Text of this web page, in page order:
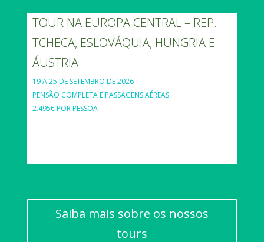
TOUR NA EUROPA CENTRAL – REP.
TCHECA, ESLOVÁQUIA, HUNGRIA E
ÁUSTRIA
19 A 25 DE SETEMBRO DE 2026
PENSÃO COMPLETA E PASSAGENS AÉREAS
2.495€ POR PESSOA
Saiba mais sobre os nossos
tours